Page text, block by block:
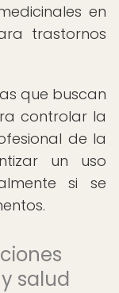
en
trastornos
que buscan
controlar la
de la
un uso
si se
salud